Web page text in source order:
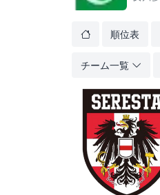
順位表
チーム一覧